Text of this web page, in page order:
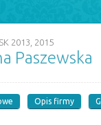
2013, 2015
Paszewska
Opis firmy